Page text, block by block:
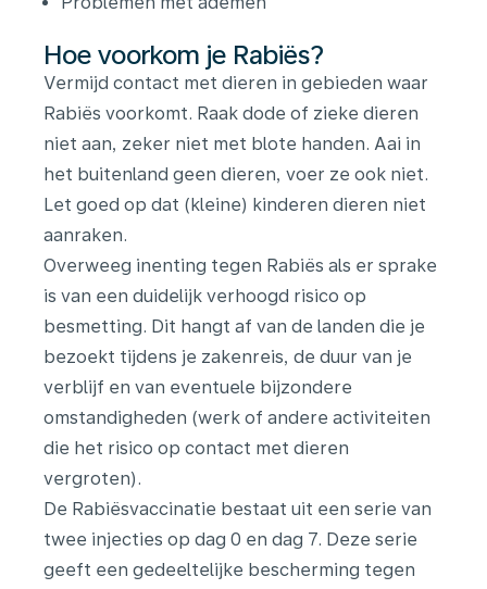
Hoe voorkom je Rabiës?
Vermijd contact met dieren in gebieden waar
Rabiës voorkomt. Raak dode of zieke dieren
niet aan, zeker niet met blote handen. Aai in
het buitenland geen dieren, voer ze ook niet.
Let goed op dat (kleine) kinderen dieren niet
aanraken.
Overweeg inenting tegen Rabiës als er sprake
is van een duidelijk verhoogd risico op
besmetting. Dit hangt af van de landen die je
bezoekt tijdens je zakenreis, de duur van je
verblijf en van eventuele bijzondere
omstandigheden (werk of andere activiteiten
die het risico op contact met dieren
vergroten).
De Rabiësvaccinatie bestaat uit een serie van
twee injecties op dag 0 en dag 7. Deze serie
geeft een gedeeltelijke bescherming tegen